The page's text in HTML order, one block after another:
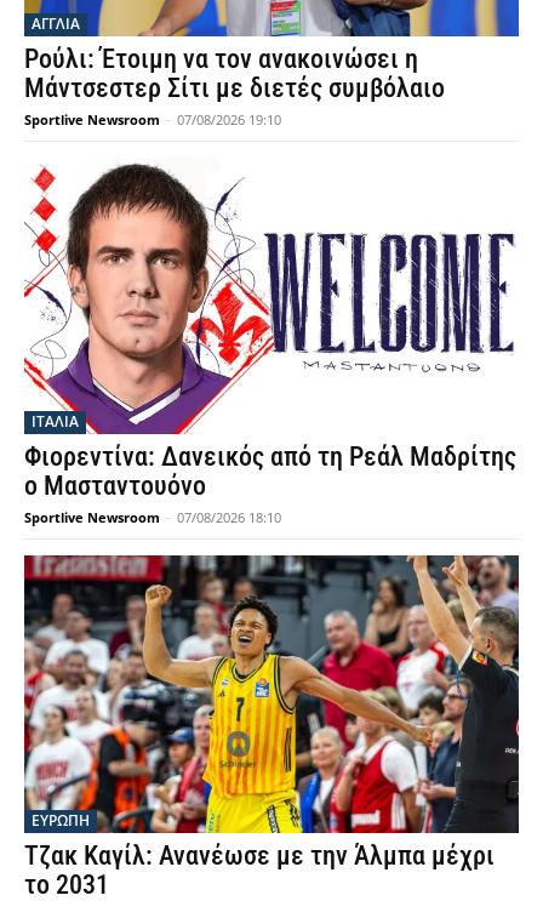
ΑΓΓΛΙΑ
Ρούλι: Έτοιμη να τον ανακοινώσει η
Μάντσεστερ Σίτι με διετές συμβόλαιο
Sportlive Newsroom - 07/08/2026 19:10
ΙΤΑΛΙΑ
Φιορεντίνα: Δανεικός από τη Ρεάλ Μαδρίτης
ο Μασταντουόνο
Sportlive Newsroom - 07/08/2026 18:10
ΕΥΡΩΠΗ
Τζακ Καγίλ: Ανανέωσε με την Άλμπα μέχρι
το 2031